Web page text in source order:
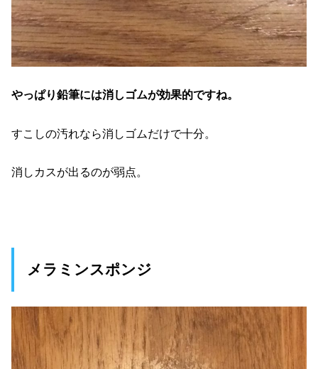
やっぱり鉛筆には消しゴムが効果的ですね。
すこしの汚れなら消しゴムだけで十分。
消しカスが出るのが弱点。
メラミンスポンジ